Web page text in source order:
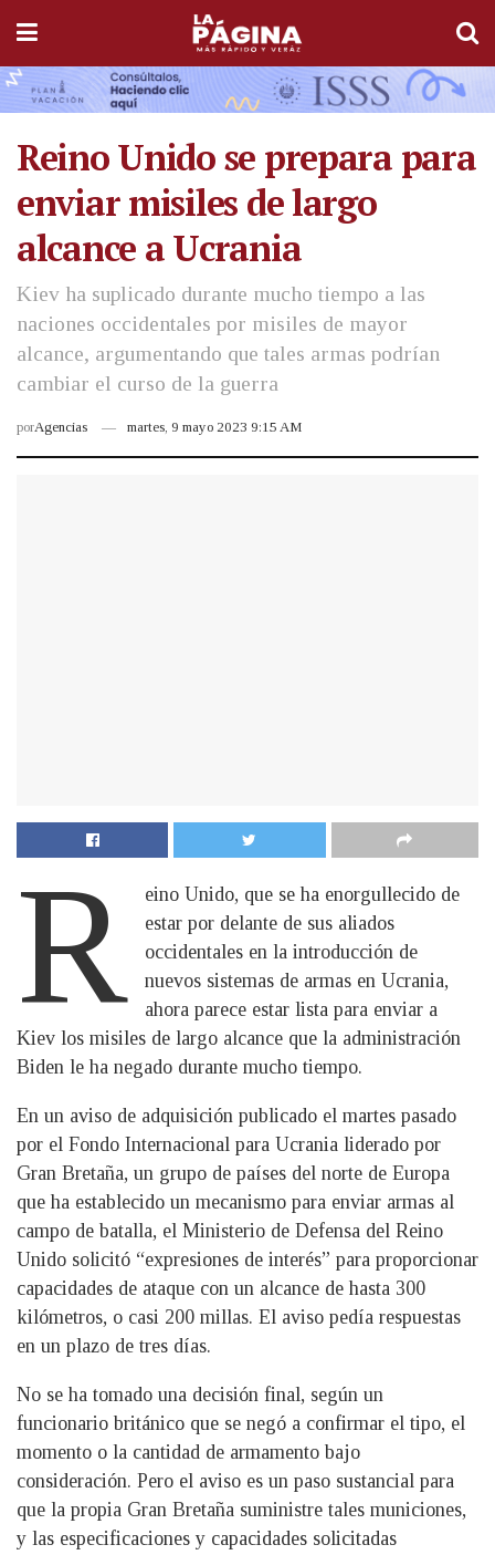
Reino Unido se prepara para
enviar misiles de largo
alcance a Ucrania
Kiev ha suplicado durante mucho tiempo a las
naciones occidentales por misiles de mayor
alcance, argumentando que tales armas podrían
cambiar el curso de la guerra
porAgencias martes, 9 mayo 2023 9:15 AM
R
eino Unido, que se ha enorgullecido de
estar por delante de sus aliados
occidentales en la introducción de
nuevos sistemas de armas en Ucrania,
ahora parece estar lista para enviar a
Kiev los misiles de largo alcance que la administración
Biden le ha negado durante mucho tiempo.
En un aviso de adquisición publicado el martes pasado
por el Fondo Internacional para Ucrania liderado por
Gran Bretaña, un grupo de países del norte de Europa
que ha establecido un mecanismo para enviar armas al
campo de batalla, el Ministerio de Defensa del Reino
Unido solicitó “expresiones de interés” para proporcionar
capacidades de ataque con un alcance de hasta 300
kilómetros, o casi 200 millas. El aviso pedía respuestas
en un plazo de tres días.
No se ha tomado una decisión final, según un
funcionario británico que se negó a confirmar el tipo, el
momento o la cantidad de armamento bajo
consideración. Pero el aviso es un paso sustancial para
que la propia Gran Bretaña suministre tales municiones,
y las especificaciones y capacidades solicitadas